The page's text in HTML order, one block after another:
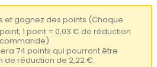
et gagnez des points (Chaque
1 point = 0,03 € de réduction
74 points qui pourront être
de réduction de 2,22 €.